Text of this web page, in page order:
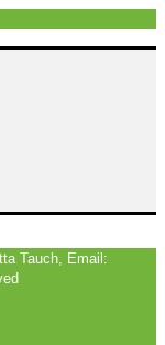
Tauch, Email: